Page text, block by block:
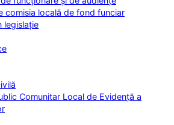
comisia locală de fond funciar
legislație
Comunitar Local de Evidență a